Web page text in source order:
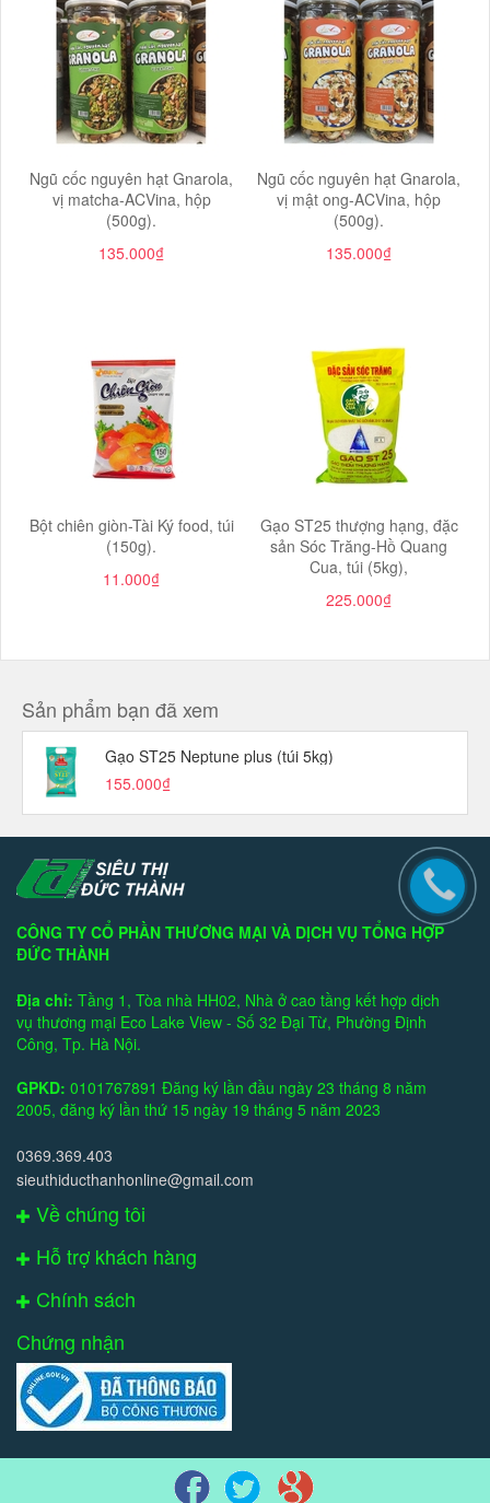
Ngũ cốc nguyên hạt Gnarola,
vị matcha-ACVina, hộp
(500g).
135.000₫
Ngũ cốc nguyên hạt Gnarola,
vị mật ong-ACVina, hộp
(500g).
135.000₫
Bột chiên giòn-Tài Ký food, túi
(150g).
11.000₫
Gạo ST25 thượng hạng, đặc
sản Sóc Trăng-Hồ Quang
Cua, túi (5kg),
225.000₫
Sản phẩm bạn đã xem
Gạo ST25 Neptune plus (túi 5kg)
155.000₫
CÔNG TY CỔ PHẦN THƯƠNG MẠI VÀ DỊCH VỤ TỔNG HỢP
ĐỨC THÀNH
Địa chỉ: Tầng 1, Tòa nhà HH02, Nhà ở cao tầng kết hợp dịch
vụ thương mại Eco Lake View - Số 32 Đại Từ, Phường Định
Công, Tp. Hà Nội.
GPKD: 0101767891 Đăng ký lần đầu ngày 23 tháng 8 năm
2005, đăng ký lần thứ 15 ngày 19 tháng 5 năm 2023
0369.369.403
sieuthiducthanhonline@gmail.com
Về chúng tôi
Hỗ trợ khách hàng
Chính sách
Chứng nhận